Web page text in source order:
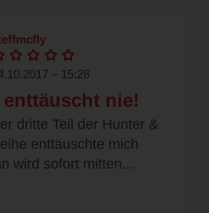
– 15:28
enttäuscht nie!
dritte Teil der Hunter &
enttäuschte mich
wird sofort mitten...